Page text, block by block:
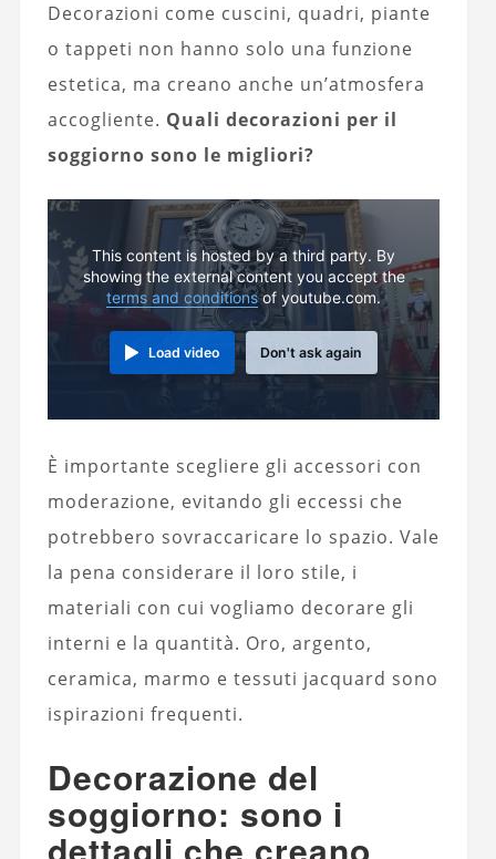
Decorazioni come cuscini, quadri, piante
o tappeti non hanno solo una funzione
estetica, ma creano anche un’atmosfera
accogliente. Quali decorazioni per il
soggiorno sono le migliori?
This content is hosted by a third party. By
showing the external content you accept the
terms and conditionsof youtube.com.
Load video Don't ask again
È importante scegliere gli accessori con
moderazione, evitando gli eccessi che
potrebbero sovraccaricare lo spazio. Vale
la pena considerare il loro stile, i
materiali con cui vogliamo decorare gli
interni e la quantità. Oro, argento,
ceramica, marmo e tessuti jacquard sono
ispirazioni frequenti.
Decorazione del
soggiorno: sono i